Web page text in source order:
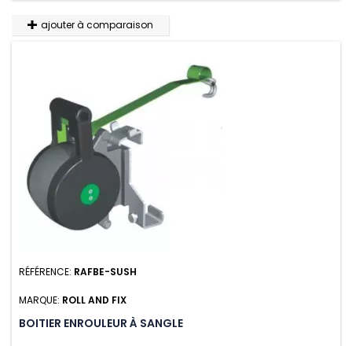
ajouter à comparaison
RÉFÉRENCE: RAFBE-SUSH
MARQUE: ROLL AND FIX
BOITIER ENROULEUR À SANGLE